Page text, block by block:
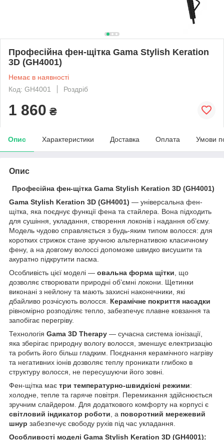
Професійна фен-щітка Gama Stylish Keration
3D (GH4001)
Немає в наявності
Код: GH4001
Роздріб
1 860 ₴
Опис Характеристики Доставка Оплата Умови
Опис
Професійна фен-щітка Gama Stylish Keration 3D (GH4001)
Gama Stylish Keration 3D (GH4001) — універсальна фен-
щітка, яка поєднує функції фена та стайлера. Вона підходить
для сушіння, укладання, створення локонів і надання об’єму.
Модель чудово справляється з будь-яким типом волосся: для
коротких стрижок стане зручною альтернативою класичному
фену, а на довгому волоссі допоможе швидко висушити та
акуратно підкрутити пасма.
Особливість цієї моделі — овальна форма щітки , що
дозволяє створювати природні об’ємні локони. Щетинки
виконані з нейлону та мають захисні наконечники, які
дбайливо розчісують волосся. Керамічне покриття насадки
рівномірно розподіляє тепло, забезпечує плавне ковзання та
запобігає перегріву.
Технологія Gama 3D Therapy — сучасна система іонізації,
яка зберігає природну вологу волосся, зменшує електризацію
та робить його більш гладким. Поєднання керамічного нагріву
та негативних іонів дозволяє теплу проникати глибоко в
структуру волосся, не пересушуючи його зовні.
Фен-щітка має три температурно-швидкісні режими:
холодне, тепле та гаряче повітря. Перемикання здійснюється
зручним слайдером. Для додаткового комфорту на корпусі є
світловий індикатор роботи , а поворотний мережевий
шнур забезпечує свободу рухів під час укладання.
Особливості моделі Gama Stylish Keration 3D (GH4001):